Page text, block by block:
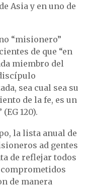
Asia y en uno de
“misionero”
de que “en
miembro del
sea cual sea su
de la fe, es un
120).
la lista anual de
ad gentes
de reflejar todos
comprometidos
de manera